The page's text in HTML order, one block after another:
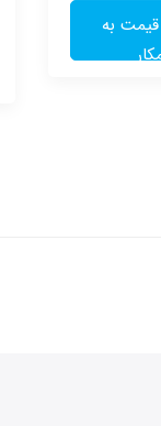
به